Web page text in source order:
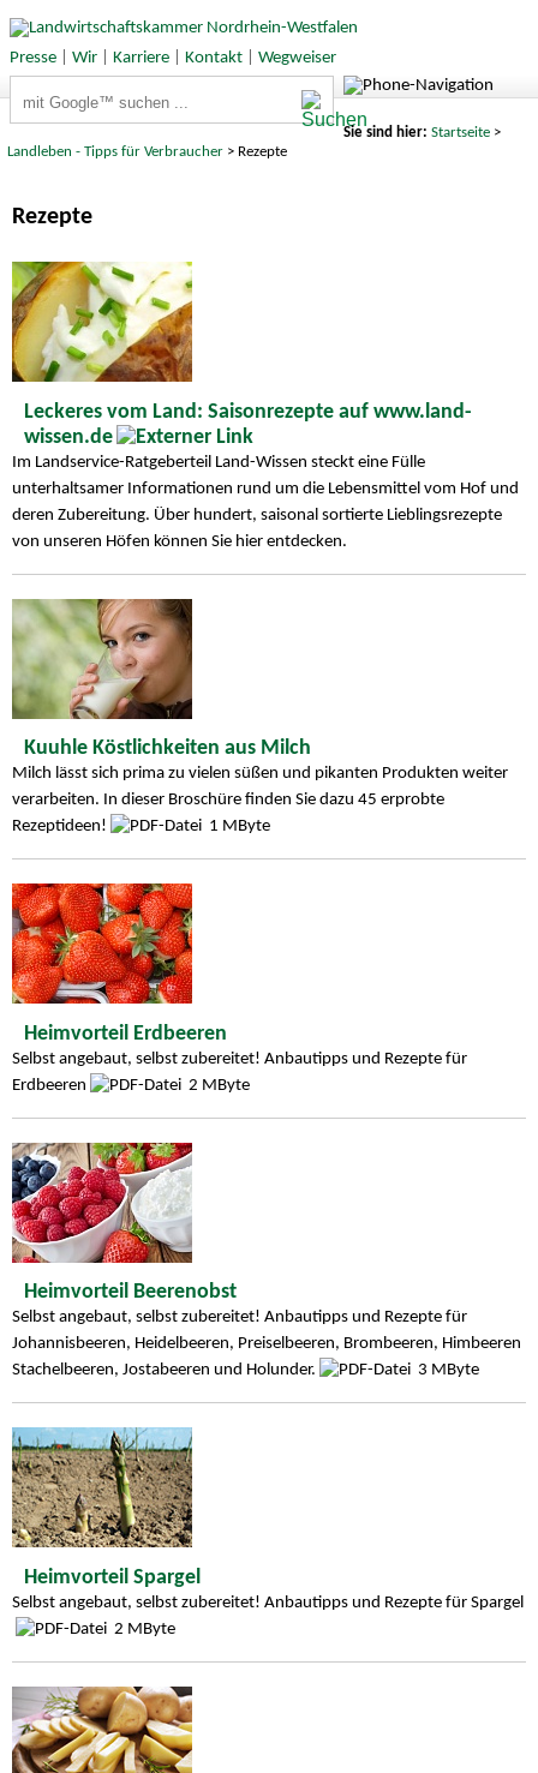
Presse| Wir| Karriere| Kontakt| Wegweiser
Sie sind hier: Startseite>
Landleben - Tipps für Verbraucher > Rezepte
Rezepte
Leckeres vom Land: Saisonrezepte auf www.land-
wissen.de
Im Landservice-Ratgeberteil Land-Wissen steckt eine Fülle
unterhaltsamer Informationen rund um die Lebensmittel vom Hof und
deren Zubereitung. Über hundert, saisonal sortierte Lieblingsrezepte
von unseren Höfen können Sie hier entdecken.
Kuuhle Köstlichkeiten aus Milch
Milch lässt sich prima zu vielen süßen und pikanten Produkten weiter
verarbeiten. In dieser Broschüre finden Sie dazu 45 erprobte
Rezeptideen!
1 MByte
Heimvorteil Erdbeeren
Selbst angebaut, selbst zubereitet! Anbautipps und Rezepte für
Erdbeeren
2 MByte
Heimvorteil Beerenobst
Selbst angebaut, selbst zubereitet! Anbautipps und Rezepte für
Johannisbeeren, Heidelbeeren, Preiselbeeren, Brombeeren, Himbeeren
Stachelbeeren, Jostabeeren und Holunder.
3 MByte
Heimvorteil Spargel
Selbst angebaut, selbst zubereitet! Anbautipps und Rezepte für Spargel
2 MByte